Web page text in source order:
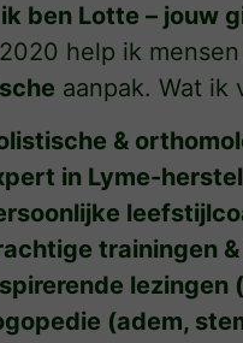
ik ben Lotte – jouw
help ik
aanpak. Wat ik
&
in Lyme-
trainingen
lezingen
(adem,